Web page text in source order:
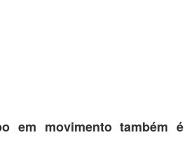
em movimento também é